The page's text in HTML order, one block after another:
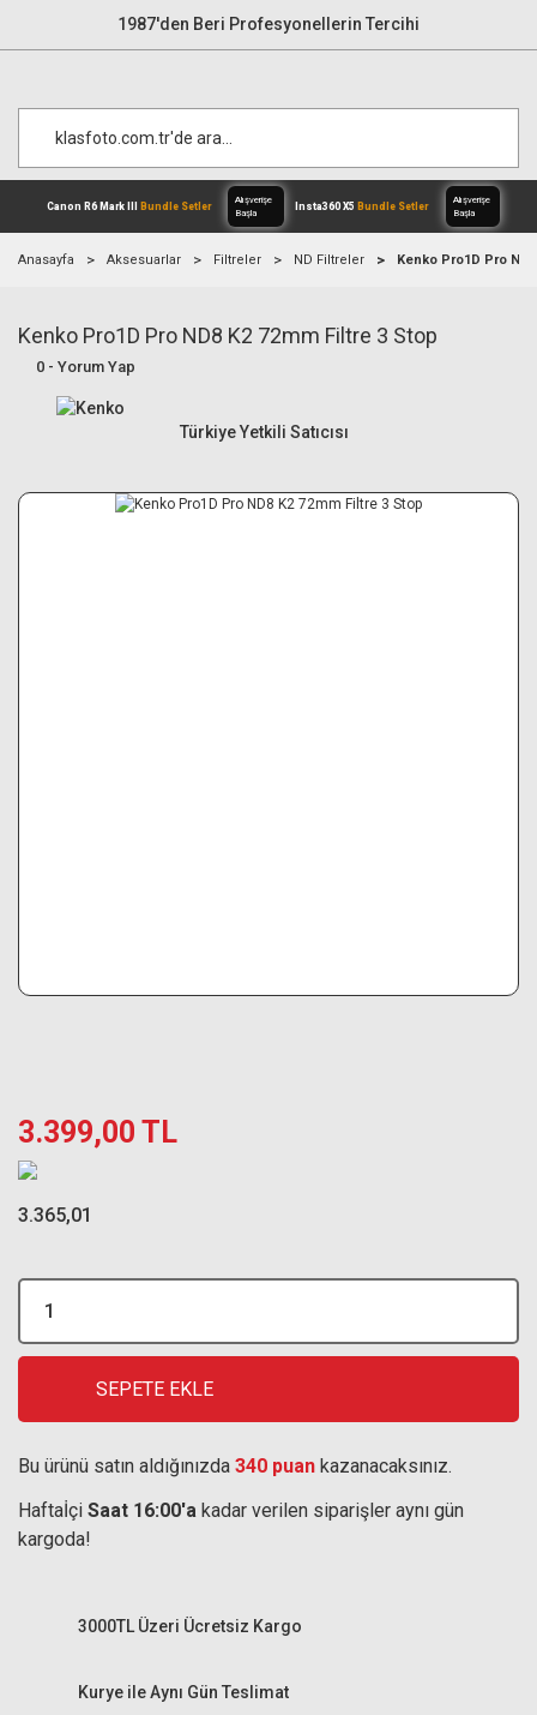
1987'den Beri Profesyonellerin Tercihi
Canon R6 Mark IIIBundle Setler
Alışverişe
Anasayfa Aksesuarlar Filtreler ND Filtreler Kenko Pro1D Pro
Kenko Pro1D Pro ND8 K2 72mm Filtre 3 Stop
0 - Yorum Yap
Türkiye Yetkili Satıcısı
3.399,00 TL
3.365,01
SEPETE EKLE
Bu ürünü satın aldığınızda 340 puan kazanacaksınız.
Haftaİçi Saat 16:00'a kadar verilen siparişler aynı gün
kargoda!
Kurye ile Aynı Gün Teslimat
3000TL Üzeri Ücretsiz Kargo